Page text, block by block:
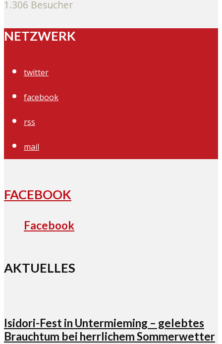
1.306 Besucher
NETZWERK
twitter
facebook
rss
mail
FACEBOOK
Facebook
AKTUELLES
Isidori-Fest in Untermieming – gelebtes
Brauchtum bei herrlichem Sommerwetter